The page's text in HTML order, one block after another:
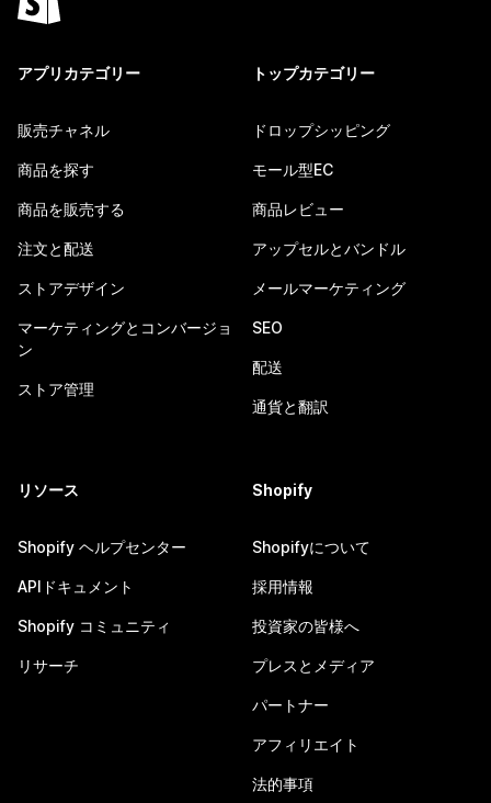
アプリカテゴリー
販売チャネル
商品を探す
商品を販売する
注文と配送
ストアデザイン
マーケティングとコンバージョ
ン
ストア管理
トップカテゴリー
ドロップシッピング
モール型EC
商品レビュー
アップセルとバンドル
メールマーケティング
SEO
配送
通貨と翻訳
リソース
Shopify ヘルプセンター
APIドキュメント
Shopify コミュニティ
リサーチ
Shopify
Shopifyについて
採用情報
投資家の皆様へ
プレスとメディア
パートナー
アフィリエイト
法的事項